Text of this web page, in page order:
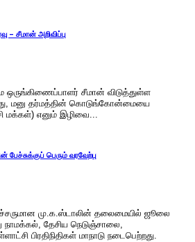
– சீமான் அறிவிப்பு
ஒருங்கிணைப்பாளர் சீமான் விடுத்துள்ள
மனு தர்மத்தின் கொடுங்கோன்மையை
மக்கள்) எனும் இழிவை...
பேச்சுக்குப் பெரும் வரவேற்பு
மு.க.ஸ்டாலின் தலைமையில் ஜூலை
நாமக்கல், தேசிய நெடுஞ்சாலை,
பிரதிநிதிகள் மாநாடு நடைபெற்றது.